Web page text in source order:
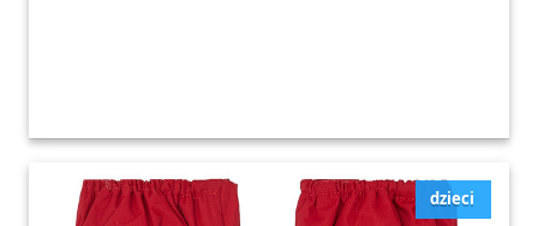
dzieci